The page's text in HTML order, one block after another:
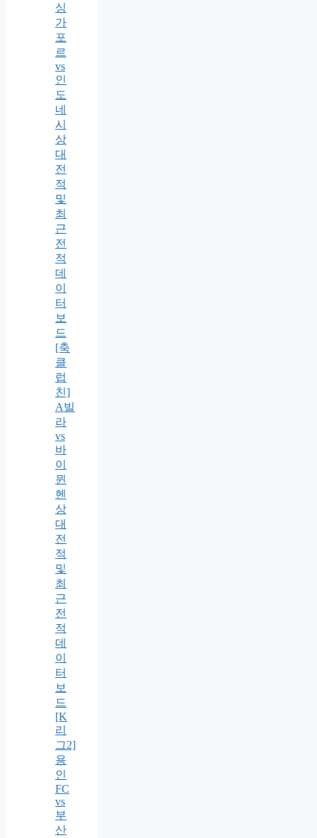
싱
가
포
르
vs
인
도
네
시
상
대
전
적
및
최
근
전
적
데
이
터
보
드
[축
클
럽
친]
A빌
라
vs
바
이
뮌
헨
상
대
전
적
및
최
근
전
적
데
이
터
보
드
[K
리
그2]
용
인
FC
vs
부
산